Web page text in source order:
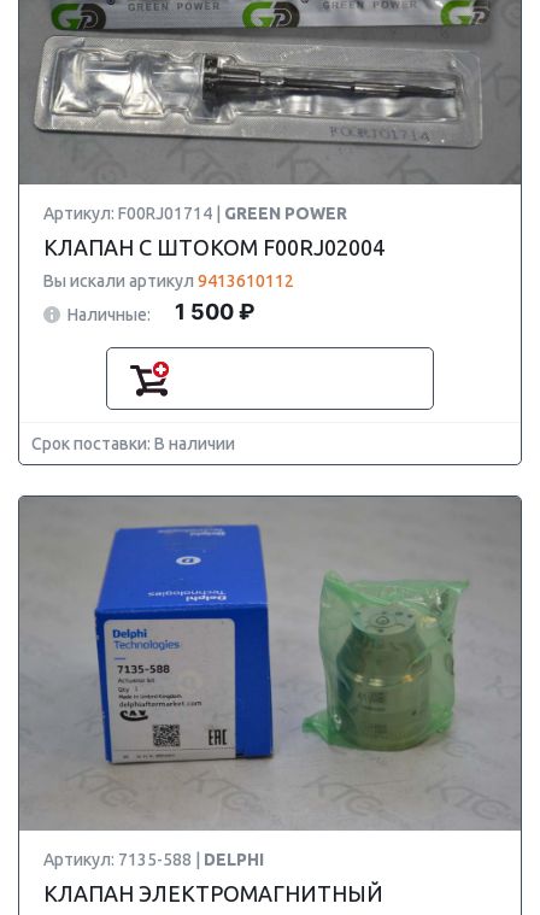
Артикул: F00RJ01714 | GREEN POWER
КЛАПАН С ШТОКОМ F00RJ02004
Вы искали артикул 9413610112
Наличные:
1 500 ₽
Срок поставки: В наличии
Артикул: 7135-588 | DELPHI
КЛАПАН ЭЛЕКТРОМАГНИТНЫЙ